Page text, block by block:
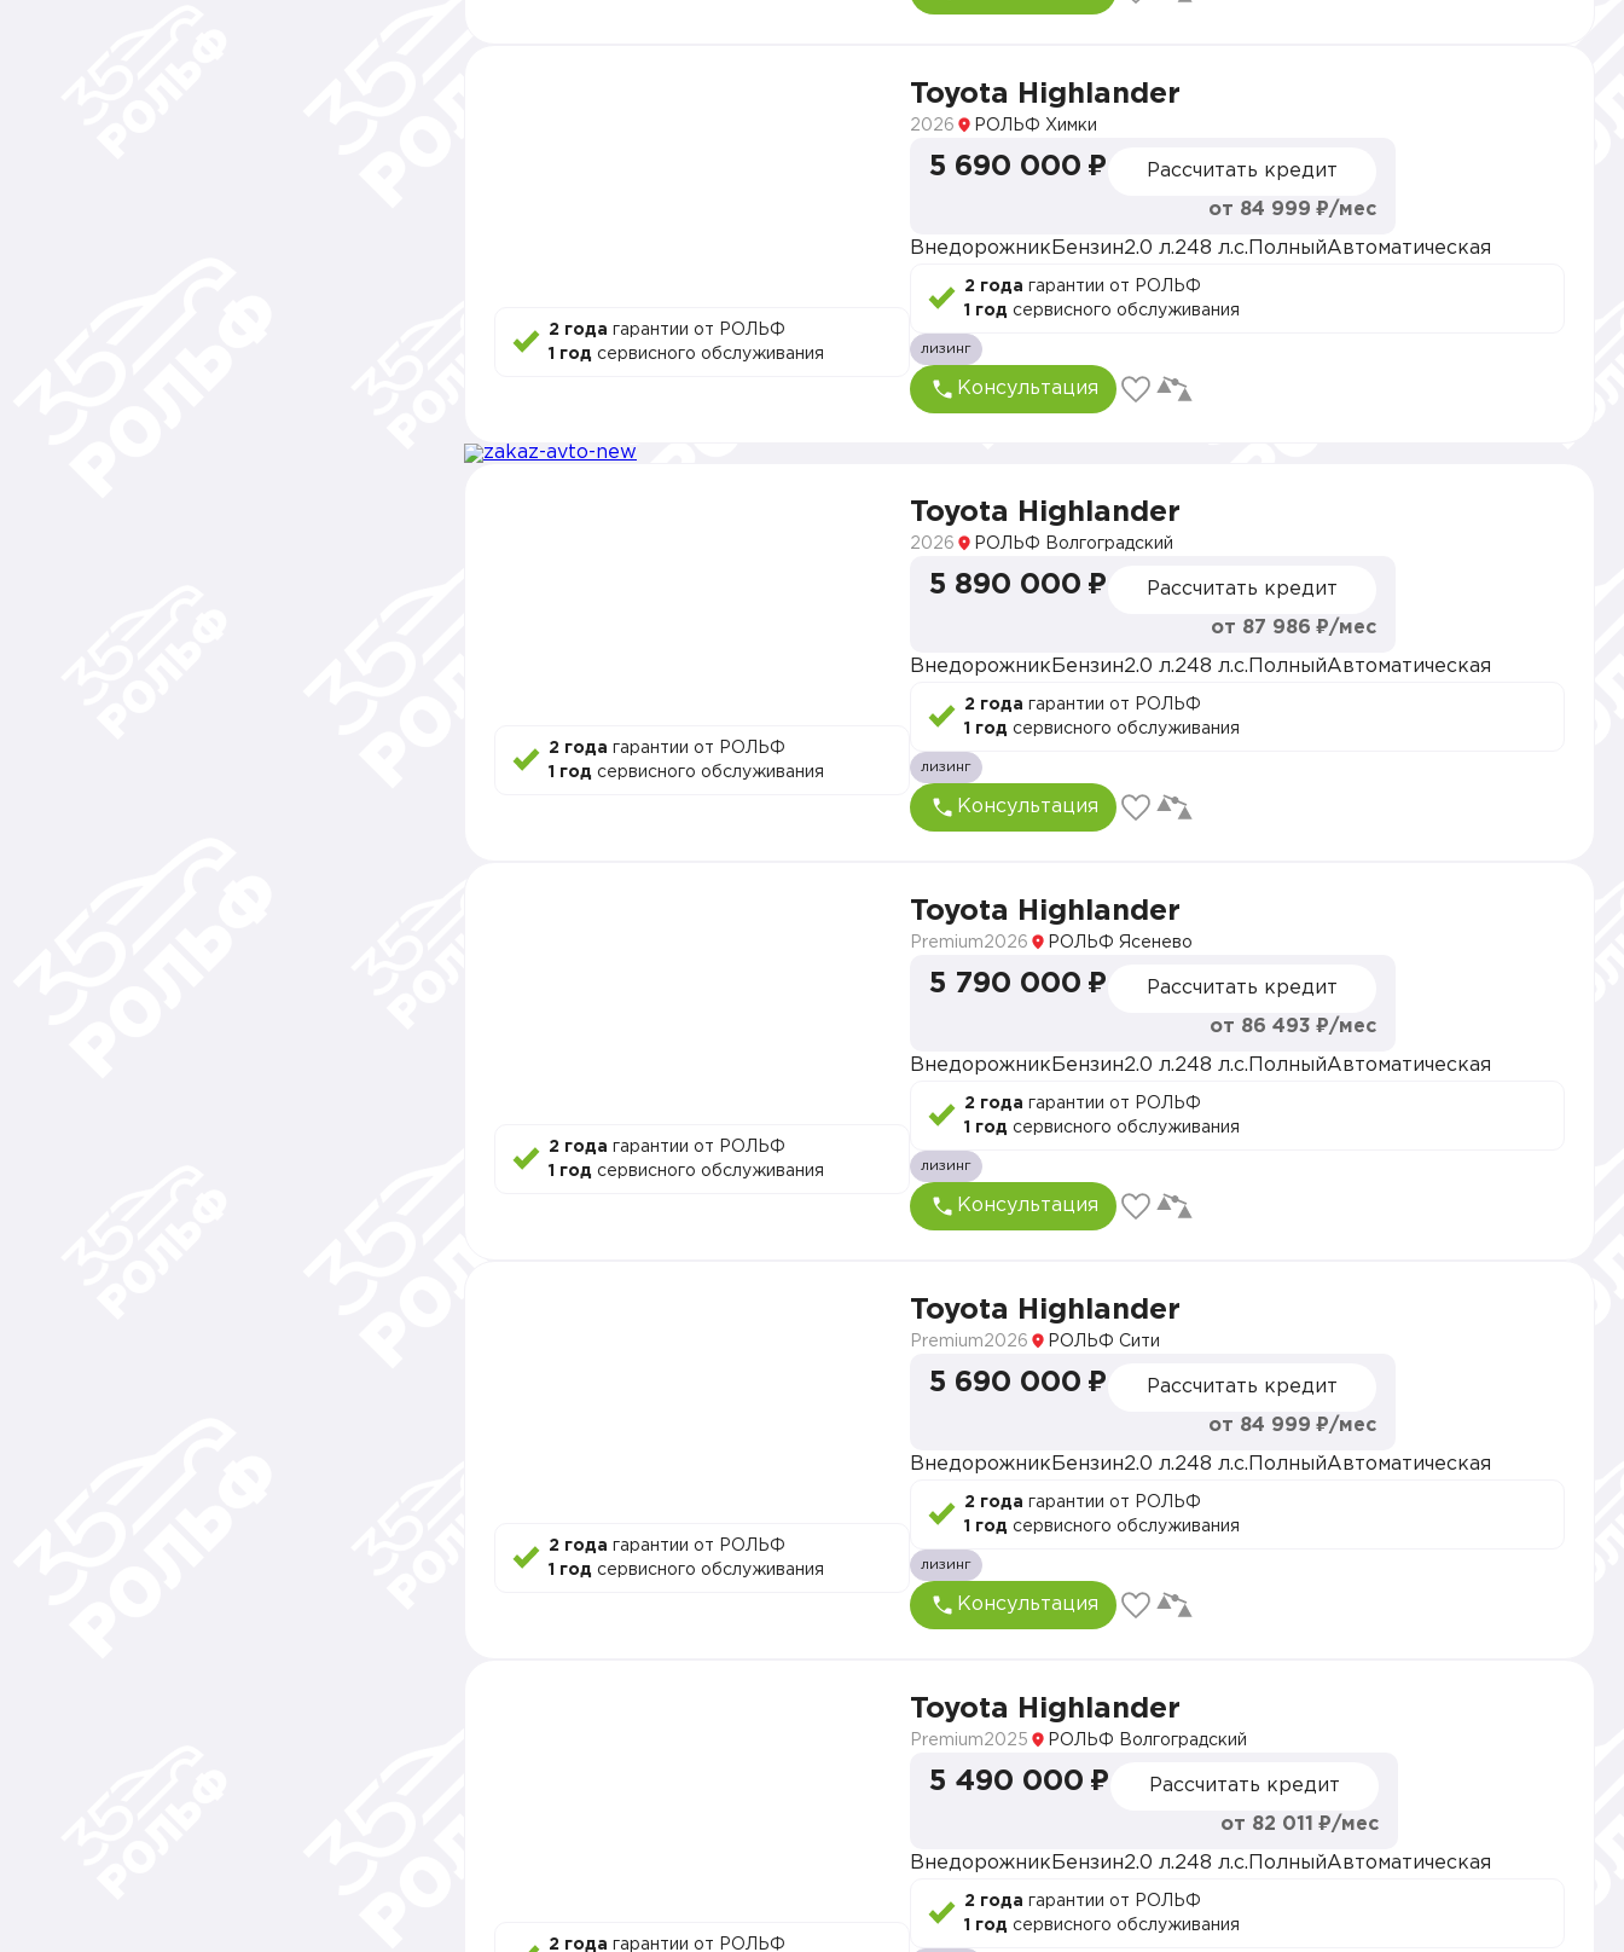
2 года гарантии от РОЛЬФ
1 год сервисного обслуживания
Toyota Highlander
2026 РОЛЬФ Химки
5 690 000 ₽ Рассчитать кредит
от 84 999 ₽/мес
Внедорожник Бензин2.0 л.248 л.с. ПолныйАвтоматическая
2 года гарантии от РОЛЬФ
1 год сервисного обслуживания
лизинг
Консультация
2 года гарантии от РОЛЬФ
1 год сервисного обслуживания
Toyota Highlander
2026 РОЛЬФ Волгоградский
5 890 000 ₽ Рассчитать кредит
от 87 986 ₽/мес
Внедорожник Бензин2.0 л.248 л.с. ПолныйАвтоматическая
2 года гарантии от РОЛЬФ
1 год сервисного обслуживания
лизинг
Консультация
2 года гарантии от РОЛЬФ
1 год сервисного обслуживания
Toyota Highlander
Premium2026 РОЛЬФ Ясенево
5 790 000 ₽ Рассчитать кредит
от 86 493 ₽/мес
Внедорожник Бензин2.0 л.248 л.с. ПолныйАвтоматическая
2 года гарантии от РОЛЬФ
1 год сервисного обслуживания
лизинг
Консультация
2 года гарантии от РОЛЬФ
1 год сервисного обслуживания
Toyota Highlander
Premium2026 РОЛЬФ Сити
5 690 000 ₽ Рассчитать кредит
от 84 999 ₽/мес
Внедорожник Бензин2.0 л.248 л.с. ПолныйАвтоматическая
2 года гарантии от РОЛЬФ
1 год сервисного обслуживания
лизинг
Консультация
2 года гарантии от РОЛЬФ
Toyota Highlander
Premium2025 РОЛЬФ Волгоградский
5 490 000 ₽ Рассчитать кредит
от 82 011 ₽/мес
Внедорожник Бензин2.0 л.248 л.с. ПолныйАвтоматическая
2 года гарантии от РОЛЬФ
1 год сервисного обслуживания